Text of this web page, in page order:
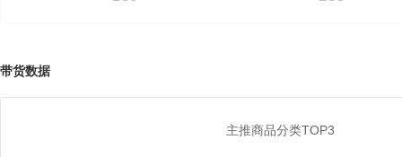
带货数据
主推商品分类TOP3